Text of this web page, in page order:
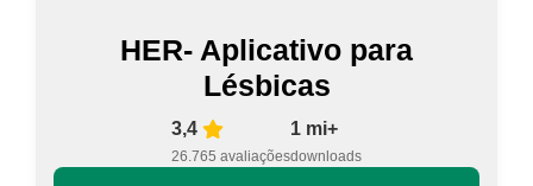
HER- Aplicativo para
Lésbicas
3,4
26.765 avaliações
1 mi+
downloads